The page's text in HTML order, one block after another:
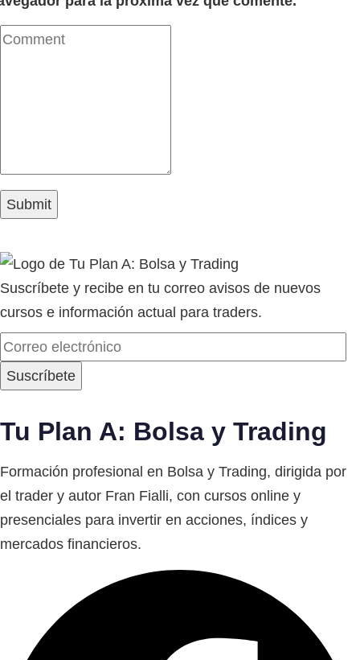
Suscríbete y recibe en tu correo avisos de nuevos
cursos e información actual para traders.
Tu Plan A: Bolsa y Trading
Formación profesional en Bolsa y Trading, dirigida por
el trader y autor Fran Fialli, con cursos online y
presenciales para invertir en acciones, índices y
mercados financieros.